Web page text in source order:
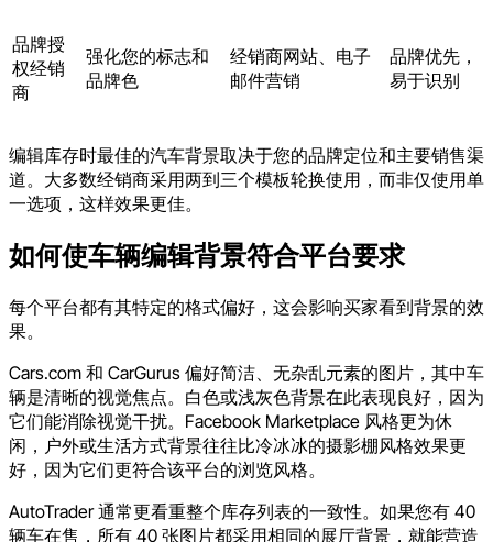
品牌授
权经销
商
强化您的标志和
品牌色
经销商网站、电子
邮件营销
品牌优先，
易于识别
编辑库存时最佳的汽车背景取决于您的品牌定位和主要销售渠
道。大多数经销商采用两到三个模板轮换使用，而非仅使用单
一选项，这样效果更佳。
如何使车辆编辑背景符合平台要求
每个平台都有其特定的格式偏好，这会影响买家看到背景的效
果。
Cars.com 和 CarGurus 偏好简洁、无杂乱元素的图片，其中车
辆是清晰的视觉焦点。白色或浅灰色背景在此表现良好，因为
它们能消除视觉干扰。Facebook Marketplace 风格更为休
闲，户外或生活方式背景往往比冷冰冰的摄影棚风格效果更
好，因为它们更符合该平台的浏览风格。
AutoTrader 通常更看重整个库存列表的一致性。如果您有 40
辆车在售，所有 40 张图片都采用相同的展厅背景，就能营造